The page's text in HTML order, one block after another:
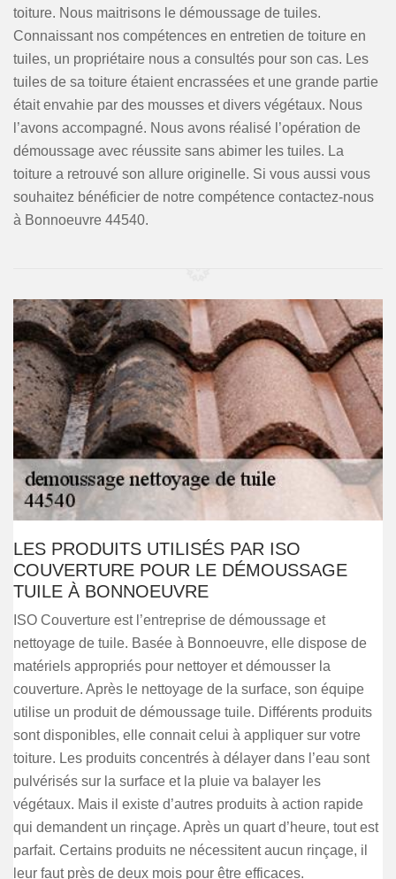
toiture. Nous maitrisons le démoussage de tuiles.
Connaissant nos compétences en entretien de toiture en
tuiles, un propriétaire nous a consultés pour son cas. Les
tuiles de sa toiture étaient encrassées et une grande partie
était envahie par des mousses et divers végétaux. Nous
l’avons accompagné. Nous avons réalisé l’opération de
démoussage avec réussite sans abimer les tuiles. La
toiture a retrouvé son allure originelle. Si vous aussi vous
souhaitez bénéficier de notre compétence contactez-nous
à Bonnoeuvre 44540.
LES PRODUITS UTILISÉS PAR ISO
COUVERTURE POUR LE DÉMOUSSAGE
TUILE À BONNOEUVRE
ISO Couverture est l’entreprise de démoussage et
nettoyage de tuile. Basée à Bonnoeuvre, elle dispose de
matériels appropriés pour nettoyer et démousser la
couverture. Après le nettoyage de la surface, son équipe
utilise un produit de démoussage tuile. Différents produits
sont disponibles, elle connait celui à appliquer sur votre
toiture. Les produits concentrés à délayer dans l’eau sont
pulvérisés sur la surface et la pluie va balayer les
végétaux. Mais il existe d’autres produits à action rapide
qui demandent un rinçage. Après un quart d’heure, tout est
parfait. Certains produits ne nécessitent aucun rinçage, il
leur faut près de deux mois pour être efficaces.